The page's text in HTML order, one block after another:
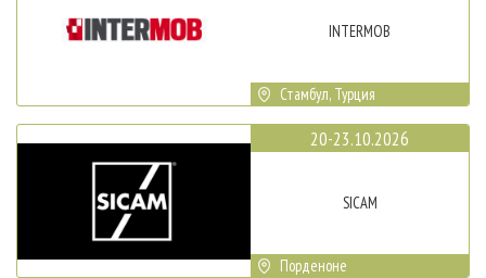
INTERMOB
Стамбул, Турция
20-23.10.2026
SICAM
Порденоне